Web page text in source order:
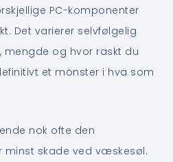
PC-komponenter
Det varierer selvfølgelig
og hvor raskt du
et mönster i hva som
nok ofte den
minst skade ved væskesøl.